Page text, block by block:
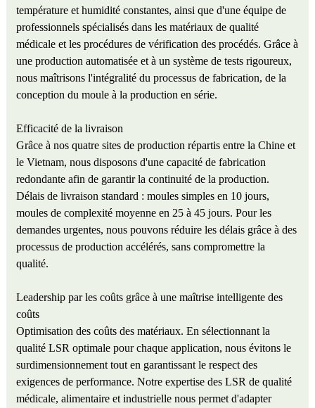
température et humidité constantes, ainsi que d'une équipe de
professionnels spécialisés dans les matériaux de qualité
médicale et les procédures de vérification des procédés. Grâce à
une production automatisée et à un système de tests rigoureux,
nous maîtrisons l'intégralité du processus de fabrication, de la
conception du moule à la production en série.
Efficacité de la livraison
Grâce à nos quatre sites de production répartis entre la Chine et
le Vietnam, nous disposons d'une capacité de fabrication
redondante afin de garantir la continuité de la production.
Délais de livraison standard : moules simples en 10 jours,
moules de complexité moyenne en 25 à 45 jours. Pour les
demandes urgentes, nous pouvons réduire les délais grâce à des
processus de production accélérés, sans compromettre la
qualité.
Leadership par les coûts grâce à une maîtrise intelligente des
coûts
Optimisation des coûts des matériaux. En sélectionnant la
qualité LSR optimale pour chaque application, nous évitons le
surdimensionnement tout en garantissant le respect des
exigences de performance. Notre expertise des LSR de qualité
médicale, alimentaire et industrielle nous permet d'adapter